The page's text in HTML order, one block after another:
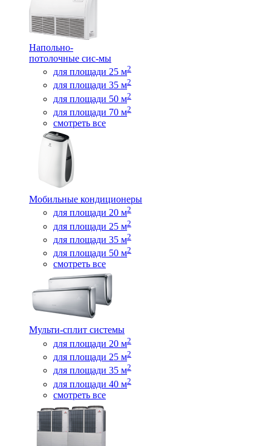
Напольно-
потолочные сис-мы
для площади 25 м2
для площади 35 м2
для площади 50 м2
для площади 70 м2
смотреть все
Мобильные кондиционеры
для площади 20 м2
для площади 25 м2
для площади 35 м2
для площади 50 м2
смотреть все
Мульти-сплит системы
для площади 20 м2
для площади 25 м2
для площади 35 м2
для площади 40 м2
смотреть все